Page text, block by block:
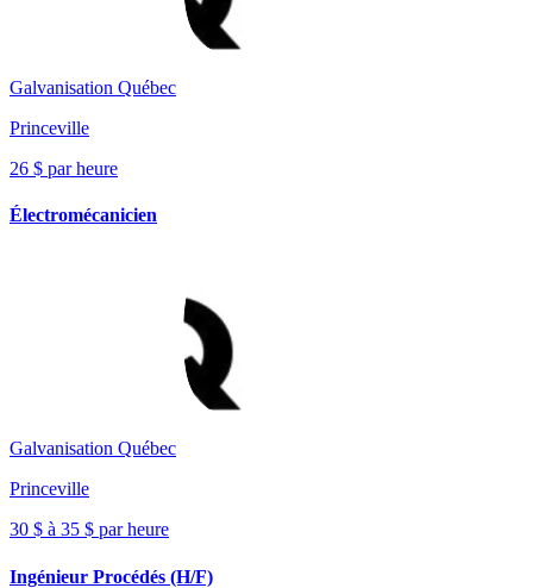
Galvanisation Québec
Princeville
26 $ par heure
Électromécanicien
Galvanisation Québec
Princeville
30 $ à 35 $ par heure
Ingénieur Procédés (H/F)